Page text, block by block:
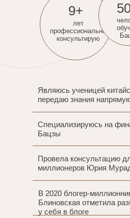
Являюсь ученицей
передаю знания
Специализируюсь на
Бацзы
Провела консультацию
миллионеров Юрия
В 2020 блогер-
Блиновская отметила
у себя в блоге
9+
лет
профессионально
консультирую